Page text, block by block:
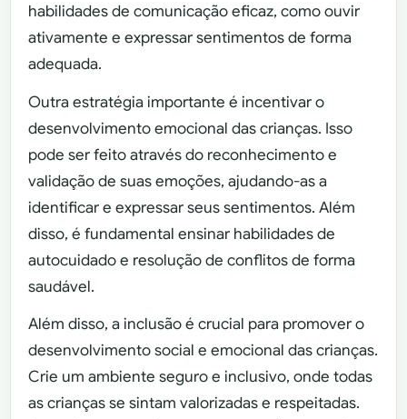
habilidades de comunicação eficaz, como ouvir
ativamente e expressar sentimentos de forma
adequada.
Outra estratégia importante é incentivar o
desenvolvimento emocional das crianças. Isso
pode ser feito através do reconhecimento e
validação de suas emoções, ajudando-as a
identificar e expressar seus sentimentos. Além
disso, é fundamental ensinar habilidades de
autocuidado e resolução de conflitos de forma
saudável.
Além disso, a inclusão é crucial para promover o
desenvolvimento social e emocional das crianças.
Crie um ambiente seguro e inclusivo, onde todas
as crianças se sintam valorizadas e respeitadas.